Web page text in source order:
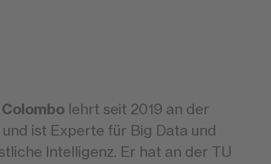
lehrt seit 2019 an der
ist Experte für Big Data und
Intelligenz. Er hat an der TU